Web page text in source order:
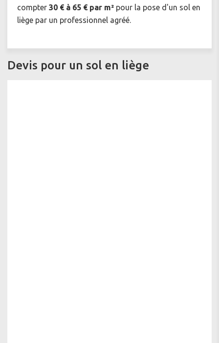
compter 30 € à 65 € par m² pour la pose d'un sol en
liège par un professionnel agréé.
Devis pour un sol en liège